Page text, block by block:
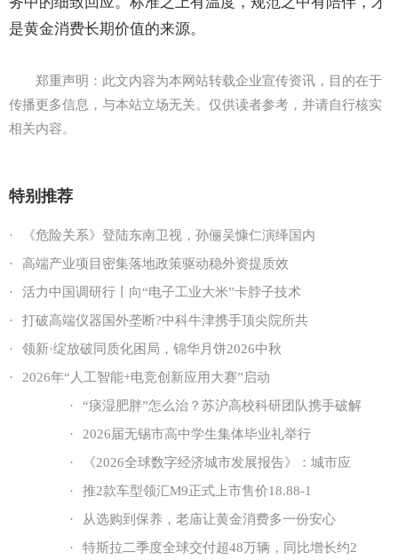
是黄金消费长期价值的来源。
郑重声明：此文内容为本网站转载企业宣传资讯，目的在于
传播更多信息，与本站立场无关。仅供读者参考，并请自行核实
相关内容。
特别推荐
·
《危险关系》登陆东南卫视，孙俪吴慷仁演绎国内
·
高端产业项目密集落地政策驱动稳外资提质效
·
活力中国调研行丨向“电子工业大米”卡脖子技术
·
打破高端仪器国外垄断?中科牛津携手顶尖院所共
·
领新·绽放破同质化困局，锦华月饼2026中秋
·
2026年“人工智能+电竞创新应用大赛”启动
·
“痰湿肥胖”怎么治？苏沪高校科研团队携手破解
·
2026届无锡市高中学生集体毕业礼举行
·
《2026全球数字经济城市发展报告》：城市应
·
推2款车型领汇M9正式上市售价18.88-1
·
从选购到保养，老庙让黄金消费多一份安心
·
特斯拉二季度全球交付超48万辆，同比增长约2